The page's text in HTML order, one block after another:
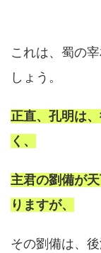
これは、蜀の
しょう。
正直、孔明は
く、
主君の劉備が
りますが、
その劉備は、